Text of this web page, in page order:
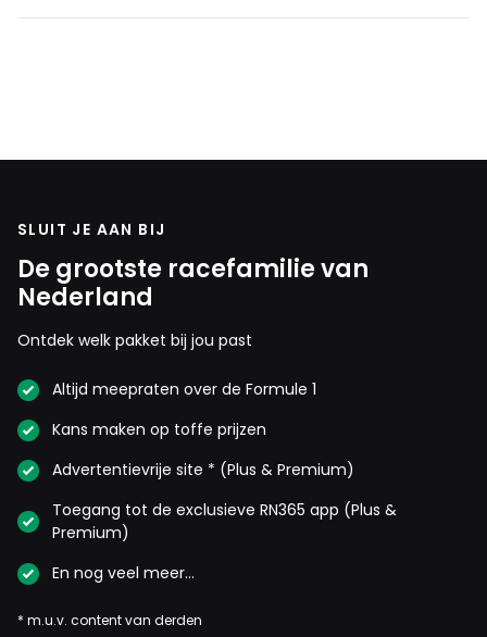
SLUIT JE AAN BIJ
De grootste racefamilie van
Nederland
Ontdek welk pakket bij jou past
Altijd meepraten over de Formule 1
Kans maken op toffe prijzen
Advertentievrije site * (Plus & Premium)
Toegang tot de exclusieve RN365 app (Plus &
Premium)
En nog veel meer…
* m.u.v. content van derden